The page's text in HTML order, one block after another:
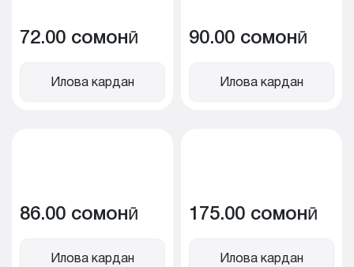
72.00 сомонӣ
Илова кардан
90.00 сомонӣ
Илова кардан
86.00 сомонӣ
Илова кардан
175.00 сомонӣ
Илова кардан